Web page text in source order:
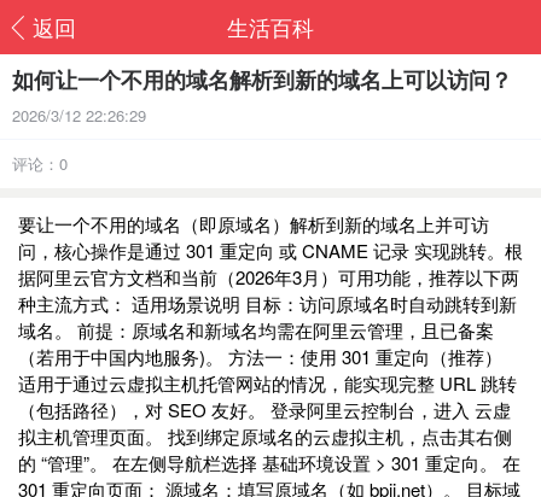
返回
生活百科
如何让一个不用的域名解析到新的域名上可以访问？
2026/3/12 22:26:29
评论：0
要让一个‌不用的域名‌（即原域名）解析到‌新的域名‌上并可访
问，核心操作是通过 ‌301 重定向‌ 或 ‌CNAME 记录‌ 实现跳转。根
据阿里云官方文档和当前（2026年3月）可用功能，推荐以下两
种主流方式： ‌适用场景说明‌ ‌目标‌：访问原域名时自动跳转到新
域名。 ‌前提‌：原域名和新域名均需在阿里云管理，且已备案
（若用于中国内地服务)。 ‌方法一：使用 301 重定向（推荐）‌
适用于通过‌云虚拟主机‌托管网站的情况，能实现完整 URL 跳转
（包括路径），对 SEO 友好。 ‌登录阿里云控制台‌，进入 云虚
拟主机管理页面。 找到绑定原域名的云虚拟主机，点击其右侧
的 ‌“管理”‌。 在左侧导航栏选择 ‌基础环境设置 > 301 重定向‌。 在
301 重定向页面： ‌源域名‌：填写原域名（如 bpji.net）。 ‌目标域